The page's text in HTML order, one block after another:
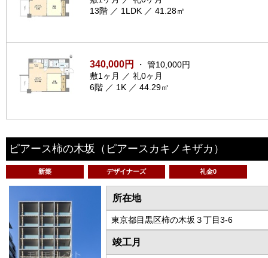
13階 ／ 1LDK ／ 41.28㎡
340,000円
・ 管10,000円
敷1ヶ月 ／ 礼0ヶ月
6階 ／ 1K ／ 44.29㎡
ピアース柿の木坂 （ピアースカキノキザカ）
新築 デザイナーズ 礼金0
所在地
東京都目黒区柿の木坂３丁目3-6
竣工月